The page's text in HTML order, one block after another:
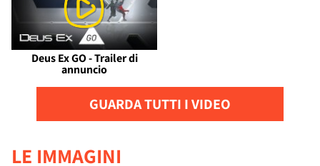
Deus Ex GO - Trailer di
annuncio
GUARDA TUTTI I VIDEO
LE IMMAGINI